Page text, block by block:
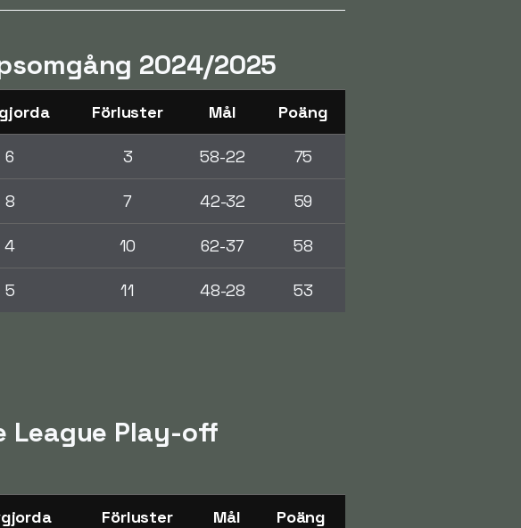
2024/2025
Förluster Mål Poäng
6 3 58-22 75
8 7 42-32 59
4 10 62-37 58
5 11 48-28 53
League Play-off
Förluster Mål Poäng